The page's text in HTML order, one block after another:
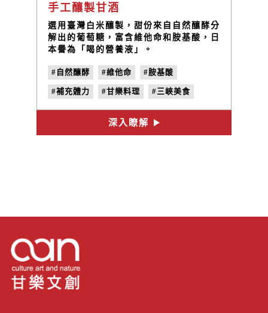
手工釀製甘酒
選用臺灣白米釀製，甜份來自自然釀酵分
解出的葡萄糖，富含維他命和胺基酸，日
本譽為「喝的營養液」。
#自然釀酵 #維他命 #胺基酸
#補充體力 #甘樂料理 #三峽美食
深入瞭解